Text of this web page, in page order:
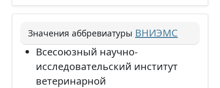
Значения аббревиатуры ВНИЭМС
Всесоюзный научно-
исследовательский институт
ветеринарной